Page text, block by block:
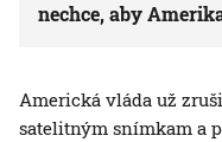
nechce, aby
Americká vláda už
satelitným snímkam a